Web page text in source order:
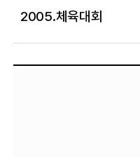
2005.체육대회